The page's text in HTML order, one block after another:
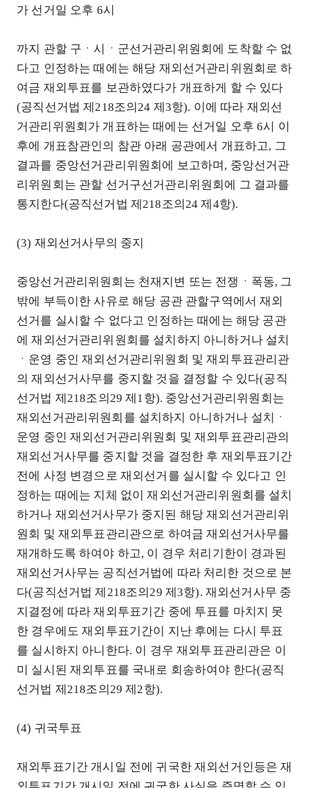
가 선거일 오후 6시
까지 관할 구ㆍ시ㆍ군선거관리위원회에 도착할 수 없
다고 인정하는 때에는 해당 재외선거관리위원회로 하
여금 재외투표를 보관하였다가 개표하게 할 수 있다
(공직선거법 제218조의24 제3항). 이에 따라 재외선
거관리위원회가 개표하는 때에는 선거일 오후 6시 이
후에 개표참관인의 참관 아래 공관에서 개표하고, 그
결과를 중앙선거관리위원회에 보고하며, 중앙선거관
리위원회는 관할 선거구선거관리위원회에 그 결과를
통지한다(공직선거법 제218조의24 제4항).
(3) 재외선거사무의 중지
중앙선거관리위원회는 천재지변 또는 전쟁ㆍ폭동, 그
밖에 부득이한 사유로 해당 공관 관할구역에서 재외
선거를 실시할 수 없다고 인정하는 때에는 해당 공관
에 재외선거관리위원회를 설치하지 아니하거나 설치
ㆍ운영 중인 재외선거관리위원회 및 재외투표관리관
의 재외선거사무를 중지할 것을 결정할 수 있다(공직
선거법 제218조의29 제1항). 중앙선거관리위원회는
재외선거관리위원회를 설치하지 아니하거나 설치ㆍ
운영 중인 재외선거관리위원회 및 재외투표관리관의
재외선거사무를 중지할 것을 결정한 후 재외투표기간
전에 사정 변경으로 재외선거를 실시할 수 있다고 인
정하는 때에는 지체 없이 재외선거관리위원회를 설치
하거나 재외선거사무가 중지된 해당 재외선거관리위
원회 및 재외투표관리관으로 하여금 재외선거사무를
재개하도록 하여야 하고, 이 경우 처리기한이 경과된
재외선거사무는 공직선거법에 따라 처리한 것으로 본
다(공직선거법 제218조의29 제3항). 재외선거사무 중
지결정에 따라 재외투표기간 중에 투표를 마치지 못
한 경우에도 재외투표기간이 지난 후에는 다시 투표
를 실시하지 아니한다. 이 경우 재외투표관리관은 이
미 실시된 재외투표를 국내로 회송하여야 한다(공직
선거법 제218조의29 제2항).
(4) 귀국투표
재외투표기간 개시일 전에 귀국한 재외선거인등은 재